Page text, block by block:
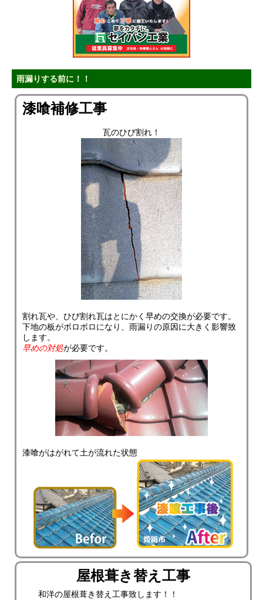
雨漏りする前に！！
漆喰補修工事
瓦のひび割れ！
割れ瓦や、ひび割れ瓦はとにかく早めの交換が必要です。
下地の板がボロボロになり、雨漏りの原因に大きく影響致
します。
早めの対処が必要です。
漆喰がはがれて土が流れた状態
屋根葺き替え工事
和洋の屋根葺き替え工事致します！！